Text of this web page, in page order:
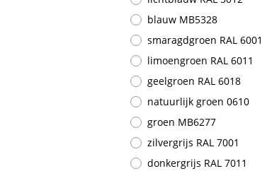
blauw MB5328
smaragdgroen RAL 6001
limoengroen RAL 6011
geelgroen RAL 6018
natuurlijk groen 0610
groen MB6277
zilvergrijs RAL 7001
donkergrijs RAL 7011